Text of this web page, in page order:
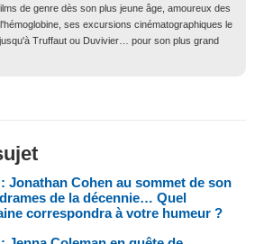
de genre dès son plus jeune âge, amoureux des
ses excursions cinématographiques le
Truffaut ou Duvivier… pour son plus grand
Jonathan Cohen au sommet de son
de la décennie… Quel
correspondra à votre humeur ?